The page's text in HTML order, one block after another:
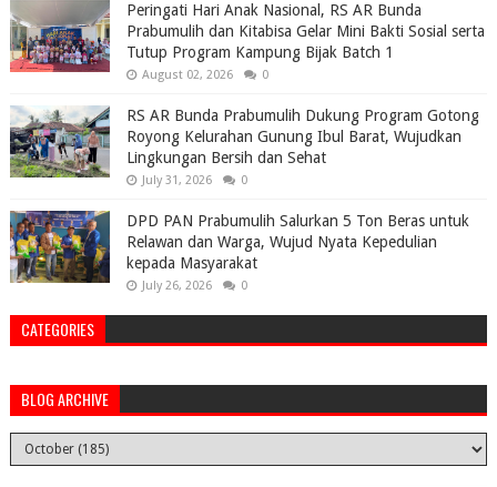
Peringati Hari Anak Nasional, RS AR Bunda
Prabumulih dan Kitabisa Gelar Mini Bakti Sosial serta
Tutup Program Kampung Bijak Batch 1
August 02, 2026 0
RS AR Bunda Prabumulih Dukung Program Gotong
Royong Kelurahan Gunung Ibul Barat, Wujudkan
Lingkungan Bersih dan Sehat
July 31, 2026 0
DPD PAN Prabumulih Salurkan 5 Ton Beras untuk
Relawan dan Warga, Wujud Nyata Kepedulian
kepada Masyarakat
July 26, 2026 0
CATEGORIES
BLOG ARCHIVE